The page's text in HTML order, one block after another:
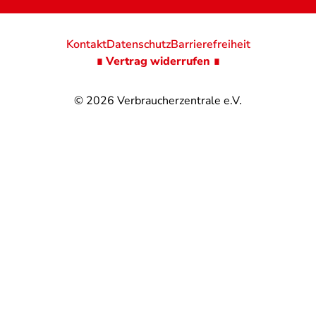
© 2026 Verbraucherzentrale e.V.
KontaktDatenschutzBarrierefreiheit
∎ Vertrag widerrufen ∎